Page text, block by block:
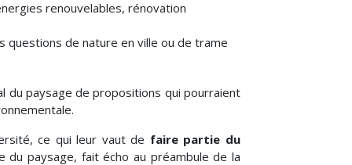
renouvelables, rénovation
questions de nature en ville ou de trame
du paysage de propositions qui pourraient
ce qui leur vaut de faire partie du
du paysage, fait écho au préambule de la